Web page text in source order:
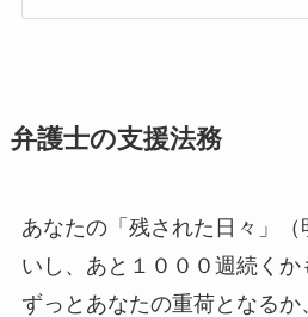
弁護士の支援法務
あなたの「残された日々」
いし、あと１０００週続く
ずっとあなたの重荷となる